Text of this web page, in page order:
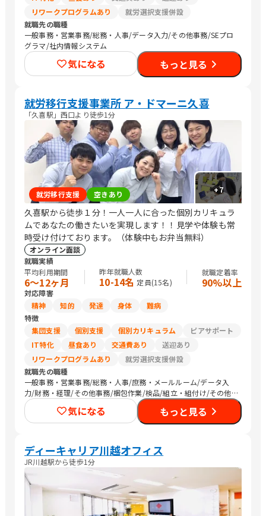
リワークプログラムあり
就労選択支援併設
就職先の職種
一般事務・営業事務/総務・人事/データ入力/その他事務/SEプロ
グラマ/社内情報システム
気になる もっと見る
就労移行支援事業所 ア・ドマーニ久喜
「久喜駅」西口より徒歩1分
+7
就労移行支援 空きあり
久喜駅から徒歩１分！一人一人に合った個別カリキュラ
ムであなたの働きたいを実現します！！見学や体験も常
時受け付けております。（体験中もお弁当無料）
オンライン面談
就職実績
平均利用期間
6〜12ヶ月
昨年就職人数
10-14名 定員(15名)
就職定着率
90%以上
対応障害
精神
知的 発達 身体
難病
特徴
集団支援
個別支援 個別カリキュラム
ピアサポート
IT特化
昼食あり 交通費あり
送迎あり
リワークプログラムあり
就労選択支援併設
就職先の職種
一般事務・営業事務/総務・人事/庶務・メールルーム/データ入
力/財務・経理/その他事務/梱包作業/検品/組立・組付け/その他
軽作業/営業（個人向け）/販売スタッフ・接客/介護職員・ヘルパ
ー/その他専門職/清掃/トラック運転手/農作業
気になる もっと見る
ディーキャリア川越オフィス
JR川越駅から徒歩1分